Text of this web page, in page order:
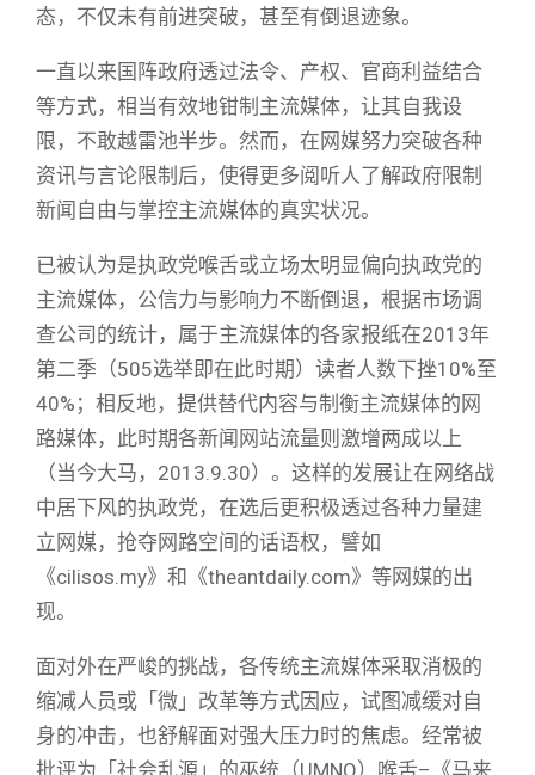
态，不仅未有前进突破，甚至有倒退迹象。
一直以来国阵政府透过法令、产权、官商利益结合
等方式，相当有效地钳制主流媒体，让其自我设
限，不敢越雷池半步。然而，在网媒努力突破各种
资讯与言论限制后，使得更多阅听人了解政府限制
新闻自由与掌控主流媒体的真实状况。
已被认为是执政党喉舌或立场太明显偏向执政党的
主流媒体，公信力与影响力不断倒退，根据市场调
查公司的统计，属于主流媒体的各家报纸在2013年
第二季（505选举即在此时期）读者人数下挫10%至
40%；相反地，提供替代内容与制衡主流媒体的网
路媒体，此时期各新闻网站流量则激增两成以上
（当今大马，2013.9.30）。这样的发展让在网络战
中居下风的执政党，在选后更积极透过各种力量建
立网媒，抢夺网路空间的话语权，譬如
《cilisos.my》和《theantdaily.com》等网媒的出
现。
面对外在严峻的挑战，各传统主流媒体采取消极的
缩减人员或「微」改革等方式因应，试图减缓对自
身的冲击，也舒解面对强大压力时的焦虑。经常被